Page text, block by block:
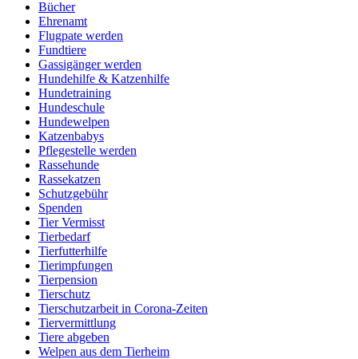
Bücher
Ehrenamt
Flugpate werden
Fundtiere
Gassigänger werden
Hundehilfe & Katzenhilfe
Hundetraining
Hundeschule
Hundewelpen
Katzenbabys
Pflegestelle werden
Rassehunde
Rassekatzen
Schutzgebühr
Spenden
Tier Vermisst
Tierbedarf
Tierfutterhilfe
Tierimpfungen
Tierpension
Tierschutz
Tierschutzarbeit in Corona-Zeiten
Tiervermittlung
Tiere abgeben
Welpen aus dem Tierheim